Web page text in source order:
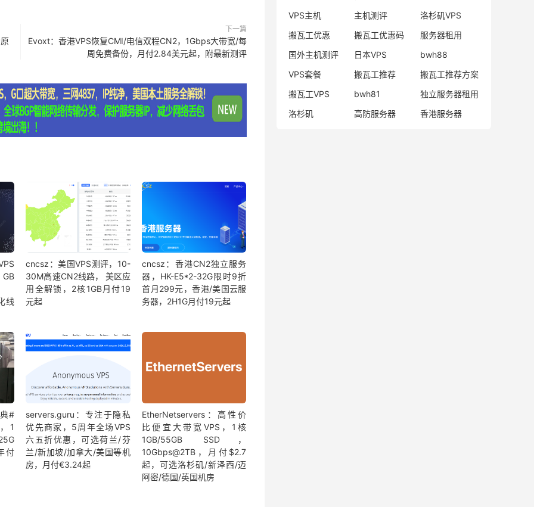
下一篇
Evoxt：香港VPS恢复CMI/电信双程CN2，1Gbps大带宽/每
周免费备份，月付2.84美元起，附最新测评
线
cncsz：美国VPS测评，10-
30M高速CN2线路， 美区应
用全解锁，2核1GB月付19
元起
cncsz：香港CN2独立服务
器，HK-E5*2-32G限时9折
首月299元，香港/美国云服
务器，2H1G月付19元起
#
1
付
servers.guru：专注于隐私
优先商家，5周年全场VPS
六五折优惠，可选荷兰/芬
兰/新加坡/加拿大/美国等机
房，月付€3.24起
EtherNetservers：高性价
比便宜大带宽VPS，1核
1GB/55GB SSD，
10Gbps@2TB，月付$2.7
起，可选洛杉矶/新泽西/迈
阿密/德国/英国机房
VPS主机
主机测评
洛杉矶VPS
搬瓦工优惠
搬瓦工优惠码
服务器租用
国外主机测评
日本VPS
bwh88
VPS套餐
搬瓦工推荐
搬瓦工推荐方案
搬瓦工VPS
bwh81
独立服务器租用
洛杉矶
高防服务器 香港服务器